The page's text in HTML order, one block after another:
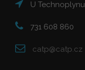
U
731 608 860
catp@catp.cz